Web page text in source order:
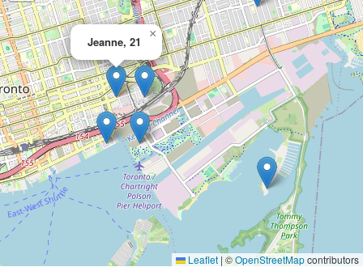
Jeanne, 21
×
Leaflet | ©OpenStreetMapcontributors